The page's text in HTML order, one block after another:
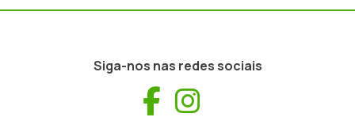
Siga-nos nas redes sociais
Facebook